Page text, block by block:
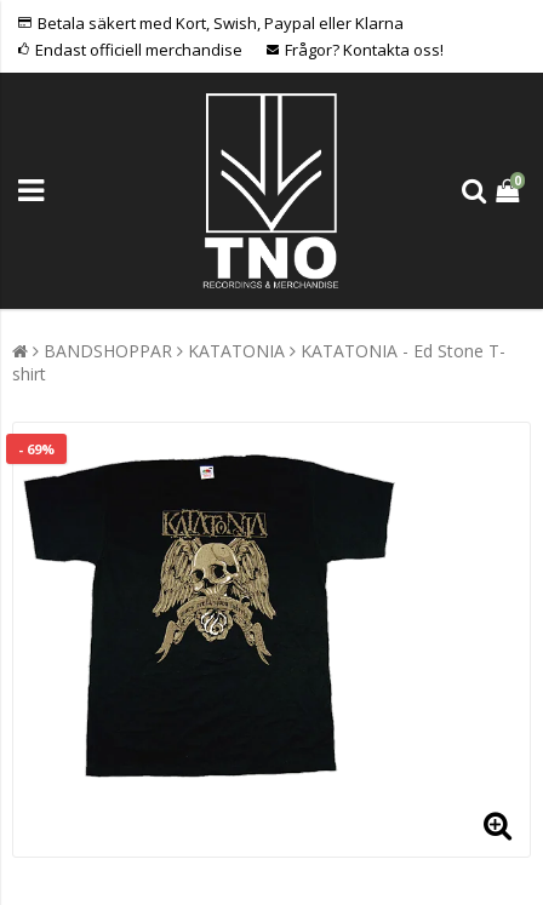
Betala säkert med Kort, Swish, Paypal eller Klarna
Endast officiell merchandise
Frågor? Kontakta oss!
0
BANDSHOPPAR KATATONIA
KATATONIA - Ed Stone T-
shirt
- 69%